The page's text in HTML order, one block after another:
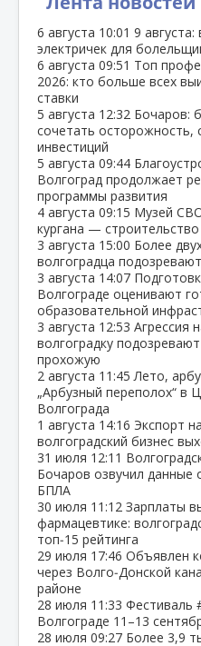
6 августа 10:01 9
электричек для
6 августа 09:51 Топ
2026: кто больше всех
ставки
5 августа 12:32 Бочаров:
сочетать осторожность,
инвестиций
5 августа 09:44
Волгоград продолжает
программы развития
4 августа 09:15 Музей
кургана —
3 августа 15:00 Более
волгоградца
3 августа 14:07
Волгограде оценивают
образовательной
3 августа 12:53 Агрессия
волгоградку
прохожую
2 августа 11:45 Лето,
„Арбузный переполох“ в
Волгограда
1 августа 14:16 Экспорт
волгоградский бизнес
31 июля 12:11
Бочаров озвучил данные
БПЛА
30 июля 11:12 Зарплаты
фармацевтике:
топ‑15 рейтинга
29 июля 17:46 Объявлен
через Волго‑Донской
районе
28 июля 11:33 Фестиваль
Волгограде 11–13
28 июля 09:27 Более 3,9